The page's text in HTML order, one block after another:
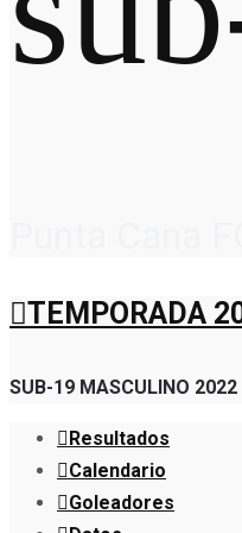
TEMPORADA
SUB-19 MASCULINO 2022
Resultados
Calendario
Goleadores